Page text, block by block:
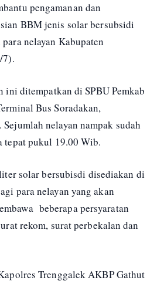
pengamanan dan
BBM jenis solar bersubsidi
nelayan Kabupaten
7).
ini ditempatkan di SPBU Pemkab
Bus Soradakan,
nelayan nampak sudah
tepat pukul 19.00 Wib.
solar bersubisdi disediakan di
para nelayan yang akan
beberapa persyaratan
rekom, surat perbekalan dan
Trenggalek AKBP Gathut